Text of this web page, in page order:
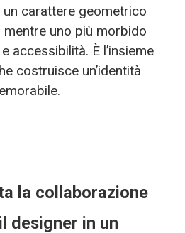
carattere geometrico
uno più morbido
accessibilità. È l’insieme
costruisce un’identità
la collaborazione
designer in un